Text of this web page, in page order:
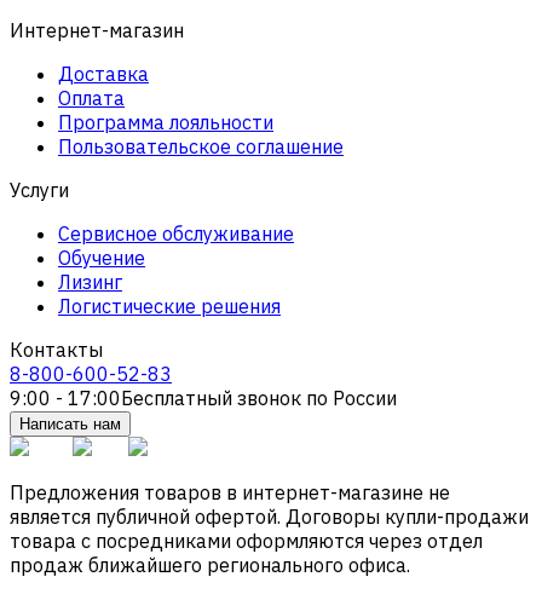
Интернет-магазин
Доставка
Оплата
Программа лояльности
Пользовательское соглашение
Услуги
Сервисное обслуживание
Обучение
Лизинг
Логистические решения
Контакты
8-800-600-52-83
9:00 - 17:00Бесплатный звонок по России
Написать нам
Предложения товаров в интернет-магазине не
является публичной офертой. Договоры купли-продажи
товара с посредниками оформляются через отдел
продаж ближайшего регионального офиса.